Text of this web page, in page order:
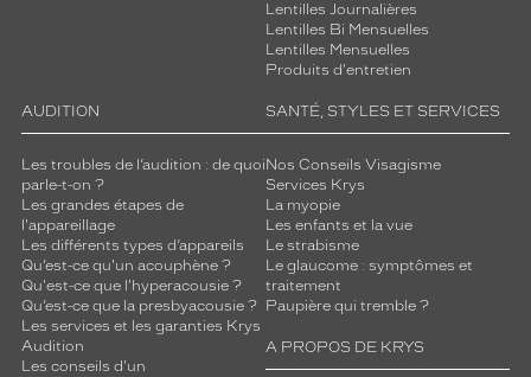
Lentilles Journalières
Lentilles Bi Mensuelles
Lentilles Mensuelles
Produits d'entretien
AUDITION
Les troubles de l’audition : de quoi
parle-t-on ?
Les grandes étapes de
l'appareillage
Les différents types d’appareils
Qu’est-ce qu'un acouphène ?
Qu'est-ce que l'hyperacousie ?
Qu’est-ce que la presbyacousie ?
Les services et les garanties Krys
Audition
Les conseils d'un
SANTÉ, STYLES ET SERVICES
Nos Conseils Visagisme
Services Krys
La myopie
Les enfants et la vue
Le strabisme
Le glaucome : symptômes et
traitement
Paupière qui tremble ?
A PROPOS DE KRYS